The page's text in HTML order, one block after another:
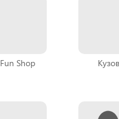
Fun Shop Кузов